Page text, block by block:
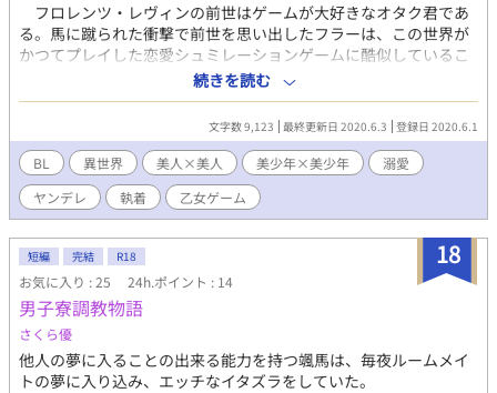
フロレンツ・レヴィンの前世はゲームが大好きなオタク君であ
る。馬に蹴られた衝撃で前世を思い出したフラーは、この世界が
かつてプレイした恋愛シュミレーションゲームに酷似しているこ
とに気付く。 ヒロインは妖精の愛し子である妹！ ……のはず
が、ルームメイトだったり先輩だったりお兄様に溺愛されている
のは黙っていれば白花の美少年のフラーだった。
続きを読む
文字数 9,123 最終更新日 2020.6.3 登録日 2020.6.1
BL 異世界 美人×美人 美少年×美少年
溺愛
ヤンデレ
執着 乙女ゲーム
18
短編 完結 R18
お気に入り : 25 24h.ポイント : 14
男子寮調教物語
さくら優
他人の夢に入ることの出来る能力を持つ颯馬は、毎夜ルームメイ
トの夢に入り込み、エッチなイタズラをしていた。